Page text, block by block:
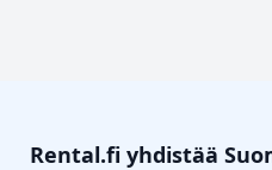
Rental.fi yhdistää